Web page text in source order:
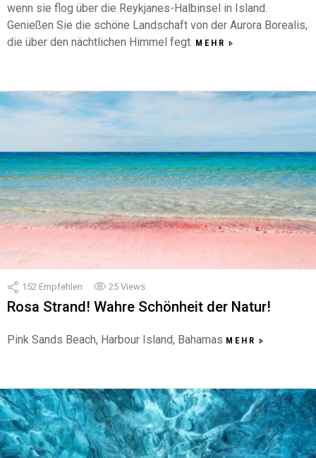
wenn sie flog über die Reykjanes-Halbinsel in Island.
Genießen Sie die schöne Landschaft von der Aurora Borealis,
die über den nächtlichen Himmel fegt. MEHR
152 Empfehlen 25 Views
Rosa Strand! Wahre Schönheit der Natur!
Pink Sands Beach, Harbour Island, Bahamas MEHR